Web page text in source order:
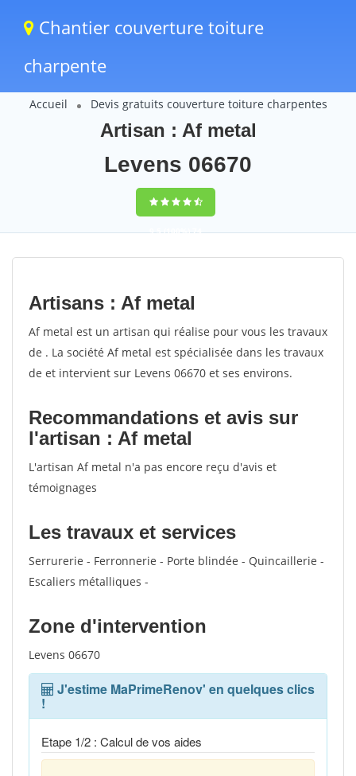
Chantier couverture toiture
charpente
Accueil Devis gratuits couverture toiture charpentes
Artisan : Af metal
Levens 06670
9,5(100%)74
votes
Artisans : Af metal
Af metal est un artisan qui réalise pour vous les travaux
de . La société Af metal est spécialisée dans les travaux
de et intervient sur Levens 06670 et ses environs.
Recommandations et avis sur
l'artisan : Af metal
L'artisan Af metal n'a pas encore reçu d'avis et
témoignages
Les travaux et services
Serrurerie - Ferronnerie - Porte blindée - Quincaillerie -
Escaliers métalliques -
Zone d'intervention
Levens 06670